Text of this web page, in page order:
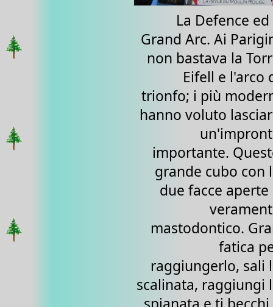
La Defence
Grand Arc. Ai
non bastava la
Eifell e l'arco
trionfo; i più
hanno voluto
importante.
grande cubo con
due facce aperte
mastodontico.
fatica
raggiungerlo, sali
scalinata, raggiungi